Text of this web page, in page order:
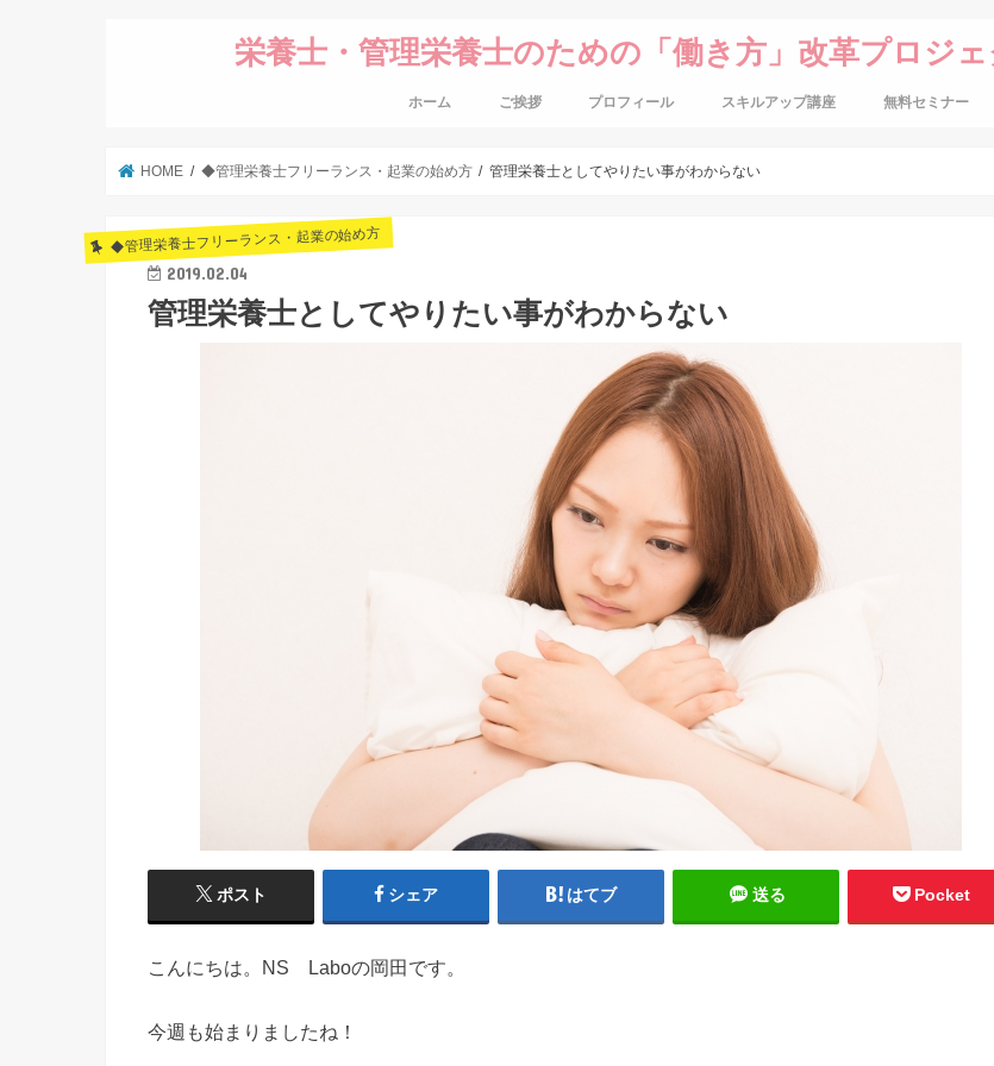
栄養士・管理栄養士のための「働き方」改革プロジ
ホーム ご挨拶 プロフィール スキルアップ講座 無料セミナー
HOME ◆管理栄養士フリーランス・起業の始め方 管理栄養士としてやりたい事がわからない
◆管理栄養士フリーランス・起業の始め方
2019.02.04
管理栄養士としてやりたい事がわからない
ポスト シェア はてブ 送る Pocket
こんにちは。NS Laboの岡田です。
今週も始まりましたね！